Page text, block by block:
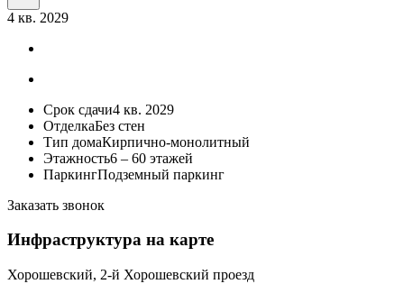
4 кв. 2029
Срок сдачи4 кв. 2029
ОтделкаБез стен
Тип домаКирпично-монолитный
Этажность6 – 60 этажей
ПаркингПодземный паркинг
Заказать звонок
Инфраструктура на карте
Хорошевский, 2-й Хорошевский проезд